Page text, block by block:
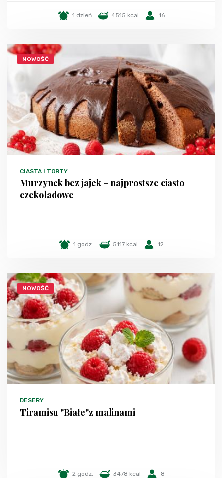
1 dzień 4515 kcal 16
NOWOŚĆ
CIASTA I TORTY
Murzynek bez jajek – najprostsze ciasto
czekoladowe
1 godz. 5117 kcal 12
NOWOŚĆ
DESERY
Tiramisu "Białe"z malinami
2 godz. 3478 kcal 8